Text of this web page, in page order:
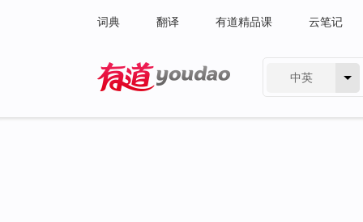
词典 翻译 有道精品课 云笔记
中英